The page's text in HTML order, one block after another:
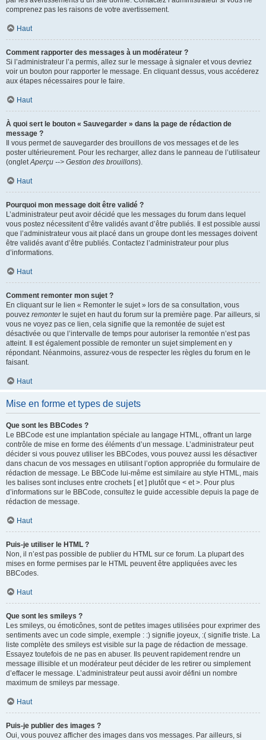
comprenez pas les raisons de votre avertissement.
Haut
Comment rapporter des messages à un modérateur ?
Si l’administrateur l’a permis, allez sur le message à signaler et vous devriez
voir un bouton pour rapporter le message. En cliquant dessus, vous accéderez
aux étapes nécessaires pour le faire.
Haut
À quoi sert le bouton « Sauvegarder » dans la page de rédaction de
message ?
Il vous permet de sauvegarder des brouillons de vos messages et de les
poster ultérieurement. Pour les recharger, allez dans le panneau de l’utilisateur
(ongletAperçu --> Gestion des brouillons).
Haut
Pourquoi mon message doit être validé ?
L’administrateur peut avoir décidé que les messages du forum dans lequel
vous postez nécessitent d’être validés avant d’être publiés. Il est possible aussi
que l’administrateur vous ait placé dans un groupe dont les messages doivent
être validés avant d’être publiés. Contactez l’administrateur pour plus
d’informations.
Haut
Comment remonter mon sujet ?
En cliquant sur le lien « Remonter le sujet » lors de sa consultation, vous
pouvez remonterle sujet en haut du forum sur la première page. Par ailleurs, si
vous ne voyez pas ce lien, cela signifie que la remontée de sujet est
désactivée ou que l’intervalle de temps pour autoriser la remontée n’est pas
atteint. Il est également possible de remonter un sujet simplement en y
répondant. Néanmoins, assurez-vous de respecter les règles du forum en le
faisant.
Haut
Mise en forme et types de sujets
Que sont les BBCodes ?
Le BBCode est une implantation spéciale au langage HTML, offrant un large
contrôle de mise en forme des éléments d’un message. L’administrateur peut
décider si vous pouvez utiliser les BBCodes, vous pouvez aussi les désactiver
dans chacun de vos messages en utilisant l’option appropriée du formulaire de
rédaction de message. Le BBCode lui-même est similaire au style HTML, mais
les balises sont incluses entre crochets [ et ] plutôt que < et >. Pour plus
d’informations sur le BBCode, consultez le guide accessible depuis la page de
rédaction de message.
Haut
Puis-je utiliser le HTML ?
Non, il n’est pas possible de publier du HTML sur ce forum. La plupart des
mises en forme permises par le HTML peuvent être appliquées avec les
BBCodes.
Haut
Que sont les smileys ?
Les smileys, ou émoticônes, sont de petites images utilisées pour exprimer des
sentiments avec un code simple, exemple : :) signifie joyeux, :( signifie triste. La
liste complète des smileys est visible sur la page de rédaction de message.
Essayez toutefois de ne pas en abuser. Ils peuvent rapidement rendre un
message illisible et un modérateur peut décider de les retirer ou simplement
d’effacer le message. L’administrateur peut aussi avoir défini un nombre
maximum de smileys par message.
Haut
Puis-je publier des images ?
Oui, vous pouvez afficher des images dans vos messages. Par ailleurs, si